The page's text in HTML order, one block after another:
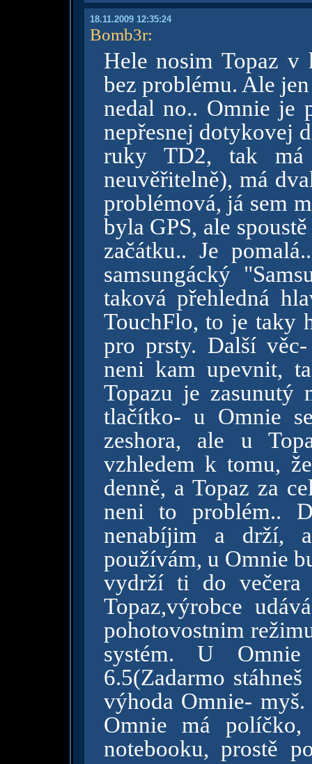
18.11.2009 12:35:24
Bomb3r:
Hele nosim Topaz v
bez problému. Ale
nedal no.. Omnie je
nepřesnej dotykovej
ruky TD2, tak má
neuvěřitelně), má
problémová, já sem
byla GPS, ale
začátku.. Je
samsungácký
taková přehledná
TouchFlo, to je taky
pro prsty. Další
neni kam upevnit,
Topazu je zasunutý
tlačítko- u Omnie
zeshora, ale u
vzhledem k tomu,
denně, a Topaz za
neni to problém..
nenabíjim a drží,
používám, u Omnie
vydrží ti do večera
Topaz,výrobce
pohotovostnim
systém. U
6.5(Zadarmo
výhoda Omnie-
Omnie má
notebooku, prostě